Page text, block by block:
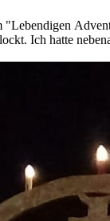
Ich hatte